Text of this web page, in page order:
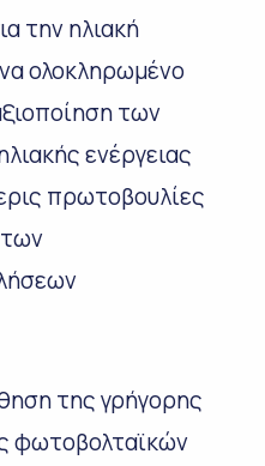
την ηλιακή
ολοκληρωμένο
των
ενέργειας
πρωτοβουλίες
της γρήγορης
φωτοβολταϊκών